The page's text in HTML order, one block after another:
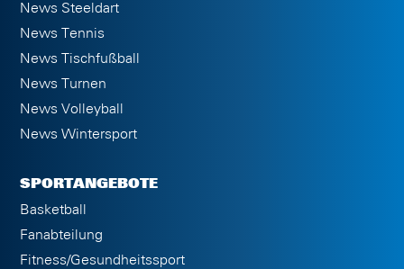
News Steeldart
News Tennis
News Tischfußball
News Turnen
News Volleyball
News Wintersport
SPORTANGEBOTE
Basketball
Fanabteilung
Fitness/Gesundheitssport